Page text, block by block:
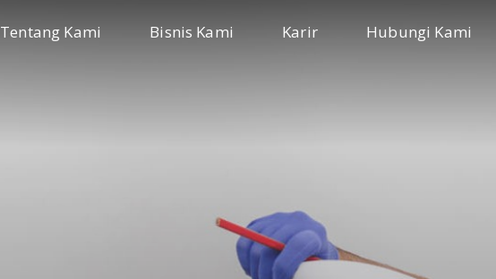
Tentang Kami Bisnis Kami Karir Hubungi Kami